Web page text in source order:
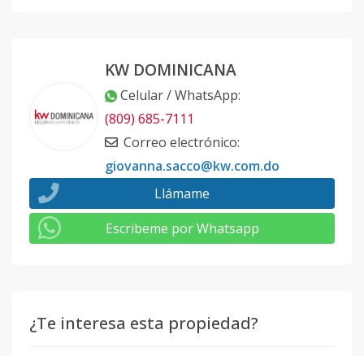
KW DOMINICANA
Celular / WhatsApp:
(809) 685-7111
Correo electrónico:
giovanna.sacco@kw.com.do
Llámame
Escribeme por Whatsapp
¿Te interesa esta propiedad?